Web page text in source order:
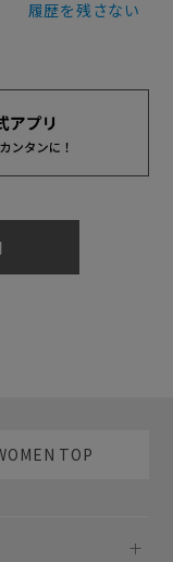
履歴を残さない
TOP